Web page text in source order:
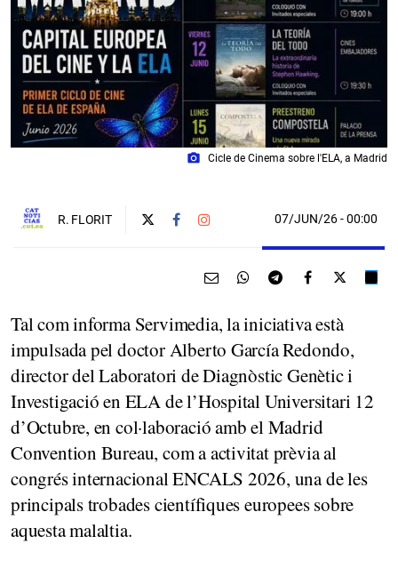
photo_camera Cicle de Cinema sobre l'ELA, a Madrid
R. FLORIT 07/JUN/26- 00:00
Tal com informa Servimedia, la iniciativa està
impulsada pel doctor Alberto García Redondo,
director del Laboratori de Diagnòstic Genètic i
Investigació en ELA de l’Hospital Universitari 12
d’Octubre, en col·laboració amb el Madrid
Convention Bureau, com a activitat prèvia al
congrés internacional ENCALS 2026, una de les
principals trobades científiques europees sobre
aquesta malaltia.